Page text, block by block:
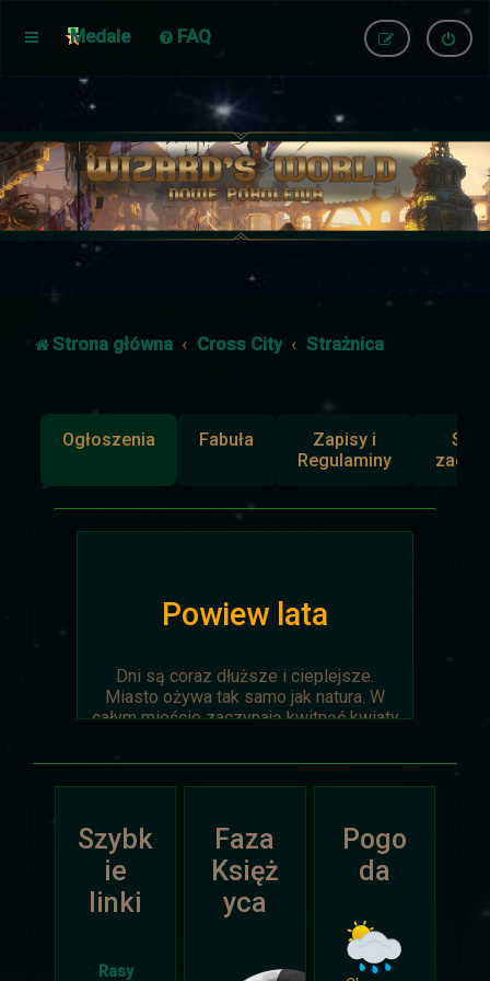
Medale FAQ
Strona główna Cross City Strażnica
Ogłoszenia Fabuła
Zapisy i
Regulaminy
Powiew lata
Dni są coraz dłuższe i cieplejsze.
Miasto ożywa tak samo jak natura. W
całym mieście zaczynają kwitnąć kwiaty
niej udział niech napisze do
Dariusza.
Otrzyma mały upominek.
Atak Zimy i Święta
Szybk
ie
linki
Rasy
Faza
Księż
yca
Pogo
da